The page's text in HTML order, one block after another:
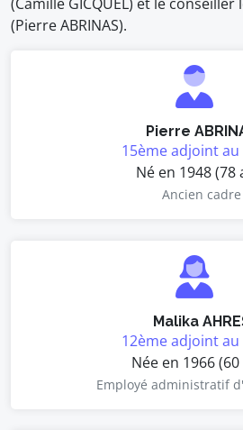
(Pierre ABRINAS).
Pierre
15ème adjoint
Né en 1948 (78
Ancien cadre
Malika
12ème adjoint
Née en 1966 (60
Employé administratif